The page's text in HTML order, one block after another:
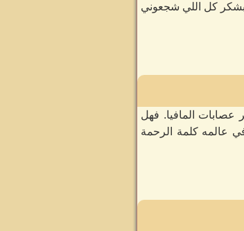
بشكر كل اللي شجعوني
المافيا. فهل
عنده 27 سنة... شخص لا يعرف في عالمه كلمة الرحمة